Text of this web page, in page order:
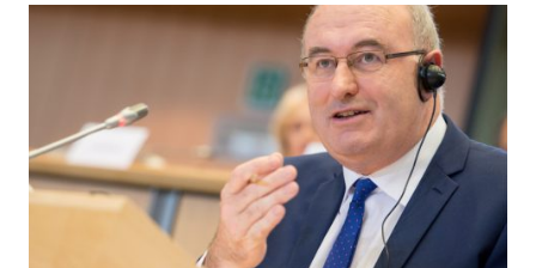
Pommes de terre
Guides pratiques
Chasse
Plus